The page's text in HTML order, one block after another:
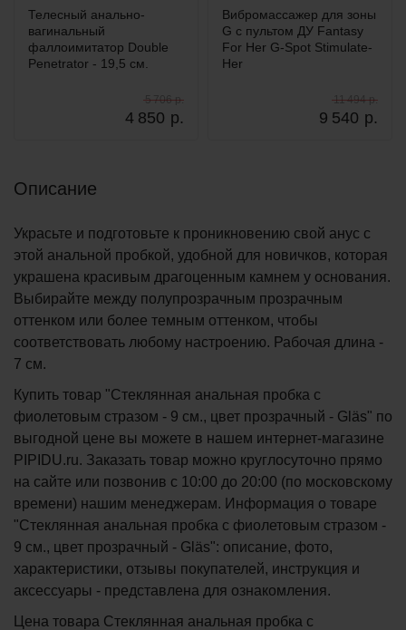
Телесный анально-
вагинальный
фаллоимитатор Double
Penetrator - 19,5 см.
4 850 р.
5 706 р.
Вибромассажер для зоны
G с пультом ДУ Fantasy
For Her G-Spot Stimulate-
Her
9 540 р.
11 494 р.
Описание
Украсьте и подготовьте к проникновению свой анус с
этой анальной пробкой, удобной для новичков, которая
украшена красивым драгоценным камнем у основания.
Выбирайте между полупрозрачным прозрачным
оттенком или более темным оттенком, чтобы
соответствовать любому настроению. Рабочая длина -
7 см.
Купить товар "Стеклянная анальная пробка с
фиолетовым стразом - 9 см., цвет прозрачный - Gläs" по
выгодной цене вы можете в нашем интернет-магазине
PIPIDU.ru. Заказать товар можно круглосуточно прямо
на сайте или позвонив с 10:00 до 20:00 (по московскому
времени) нашим менеджерам. Информация о товаре
"Стеклянная анальная пробка с фиолетовым стразом -
9 см., цвет прозрачный - Gläs": описание, фото,
характеристики, отзывы покупателей, инструкция и
аксессуары - представлена для ознакомления.
Цена товара Стеклянная анальная пробка с